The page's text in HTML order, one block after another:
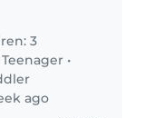
3
Teenager •
ago